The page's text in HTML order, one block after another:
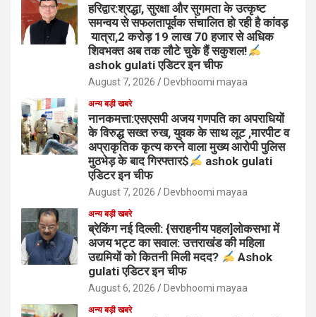
हरिद्वार:श्रद्धा, सुरक्षा और सुगमता के उत्कृष्ट
समन्वय से सफलतापूर्वक संचालित हो रही है कांवड़
यात्रा,2 करोड़ 19 लाख 70 हजार से अधिक
शिवभक्त अब तक लौटे चुके हैं सकुशल!
ashok gulati एडिटर इन चीफ
August 7, 2026 Devbhoomi mayaa
अन्य बड़ी खबरे
नानकमत्ता:एसएसपी अजय गणपति का अपराधियों
के विरुद्ध सख्त रुख, युवक के साथ लूट ,मारपीट व
अप्राकृतिक कृत्य करने वाला मुख्य आरोपी पुलिस
मुठभेड़ के बाद गिरफ्तार$
ashok gulati
एडिटर इन चीफ
August 7, 2026 Devbhoomi mayaa
अन्य बड़ी खबरे
ब्रेकिंग नई दिल्ली: {सराहनीय पहल]लोकसभा में
अजय भट्ट का सवाल: उत्तराखंड की महिला
उद्यमियों को कितनी मिली मदद?
Ashok
gulati एडिटर इन चीफ
August 6, 2026 Devbhoomi mayaa
अन्य बड़ी खबरे